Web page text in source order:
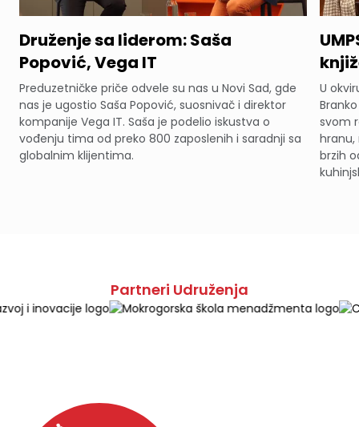
Druženje sa liderom: Saša
Popović, Vega IT
Preduzetničke priče odvele su nas u Novi Sad, gde
nas je ugostio Saša Popović, suosnivač i direktor
kompanije Vega IT. Saša je podelio iskustva o
vođenju tima od preko 800 zaposlenih i saradnji sa
globalnim klijentima.
U
svom
hranu,
brzih
Partneri Udruženja